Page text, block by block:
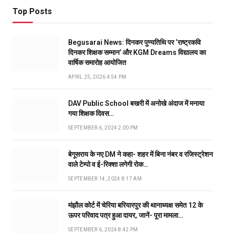
Top Posts
Begusarai News: दिनकर पुण्यतिथि पर ‘राष्ट्रकवि
दिनकर शिक्षक सम्मान’ और KGM Dreams विद्यालय का
वार्षिक समारोह आयोजित
APRIL 25, 2026 4:54 PM
DAV Public School बखरी में अनोखे अंदाज में मनाया
गया शिक्षक दिवस…
SEPTEMBER 6, 2024 2:00 PM
बेगूसराय के नए DM ने कहा- शहर में बिना नंबर व रजिस्ट्रेशन
वाले टेम्पो व ई-रिक्शा लगेगी रोक…
SEPTEMBER 14, 2024 8:17 AM
मंझौल कोर्ट में चेरिया बरियारपुर की थानाध्यक्ष समेत 12 के
ऊपर परिवाद पत्र हुआ दायर, जानें- पूरा मामला…
SEPTEMBER 6, 2024 8:42 PM